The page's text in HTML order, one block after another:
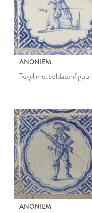
ANONIEM
Tegel met soldatenfiguur
ANONIEM